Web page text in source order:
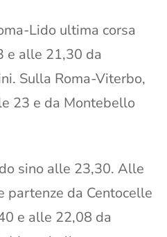
Lido ultima corsa
e alle 21,30 da
Sulla Roma-Viterbo,
23 e da Montebello
sino alle 23,30. Alle
da Centocelle
e alle 22,08 da